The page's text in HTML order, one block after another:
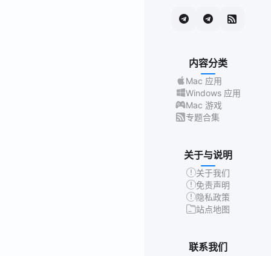
内容分类
Mac 应用
Windows 应用
Mac 游戏
专题合集
关于与说明
关于我们
免责声明
隐私政策
站点地图
联系我们